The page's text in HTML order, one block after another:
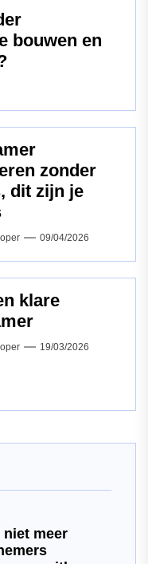
bouwen en
zonder
dit zijn je
09/04/2026
klare
19/03/2026
niet meer